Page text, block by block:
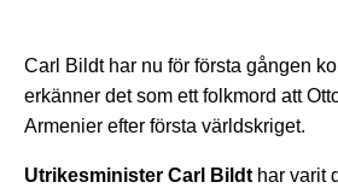
Carl Bildt har nu för första gången
erkänner det som ett folkmord att
Armenier efter första världskriget.
Utrikesminister Carl Bildt har varit